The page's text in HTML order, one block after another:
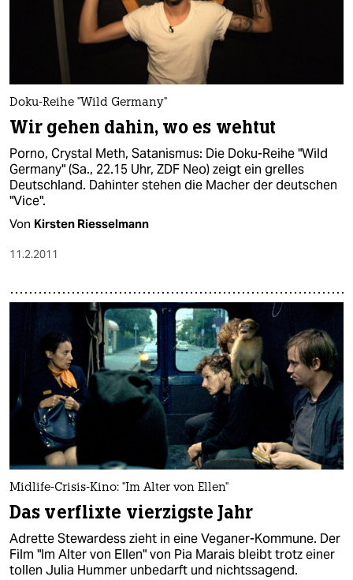
Doku-Reihe "Wild Germany"
Wir gehen dahin, wo es wehtut
Porno, Crystal Meth, Satanismus: Die Doku-Reihe "Wild
Germany" (Sa., 22.15 Uhr, ZDF Neo) zeigt ein grelles
Deutschland. Dahinter stehen die Macher der deutschen
"Vice".
Von Kirsten Riesselmann
11.2.2011
Midlife-Crisis-Kino: "Im Alter von Ellen"
Das verflixte vierzigste Jahr
Adrette Stewardess zieht in eine Veganer-Kommune. Der
Film "Im Alter von Ellen" von Pia Marais bleibt trotz einer
tollen Julia Hummer unbedarft und nichtssagend.